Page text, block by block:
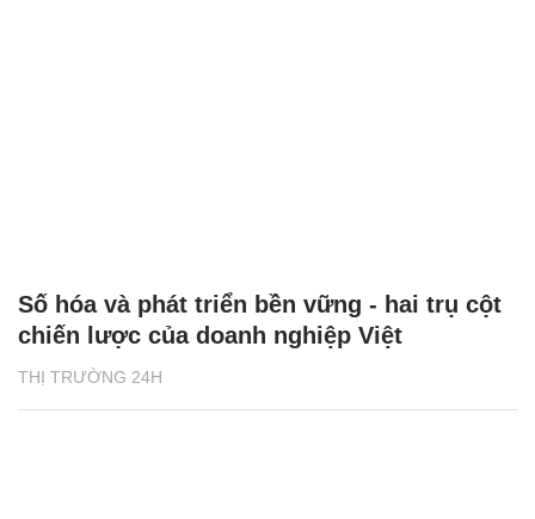
THỊ TRƯỜNG 24H
Số hóa và phát triển bền vững - hai trụ cột
chiến lược của doanh nghiệp Việt